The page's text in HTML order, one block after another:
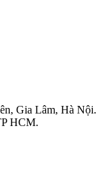
Gia Lâm, Hà Nội.
HCM.